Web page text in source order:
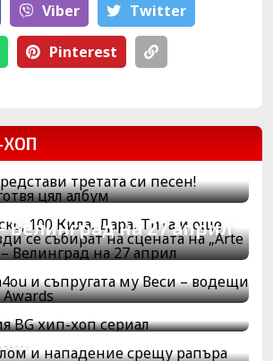
Viber Тwitter
Pinterest
подготвя цял
100 Кила, Дара,
куп други звезди се
сцената на „Arte Music
Велинград на 27 април
и съпругата му
на 359 Hip Hop
BG хип-хоп сериал
взлом и нападение
Христо от дуета
Певицата Джулия
гърди в новия си